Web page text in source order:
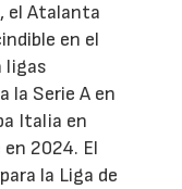
el Atalanta
en el
ligas
la Serie A en
Italia en
en 2024. El
la Liga de